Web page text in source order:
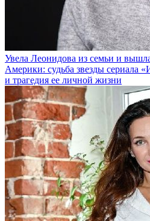
Увела Леонидова из семьи и
Америки: судьба звезды
и трагедия ее личной жизни